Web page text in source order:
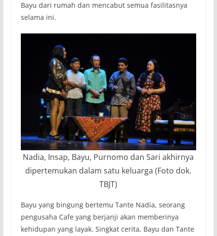
Bayu dari rumah dan mencabut semua fasilitasnya
selama ini.
Nadia, Insap, Bayu, Purnomo dan Sari akhirnya
dipertemukan dalam satu keluarga (Foto dok.
TBJT)
Bayu yang bingung bertemu Tante Nadia, seorang
pengusaha Cafe yang berjanji akan memberinya
kehidupan yang layak. Singkat cerita, Bayu dan Tante